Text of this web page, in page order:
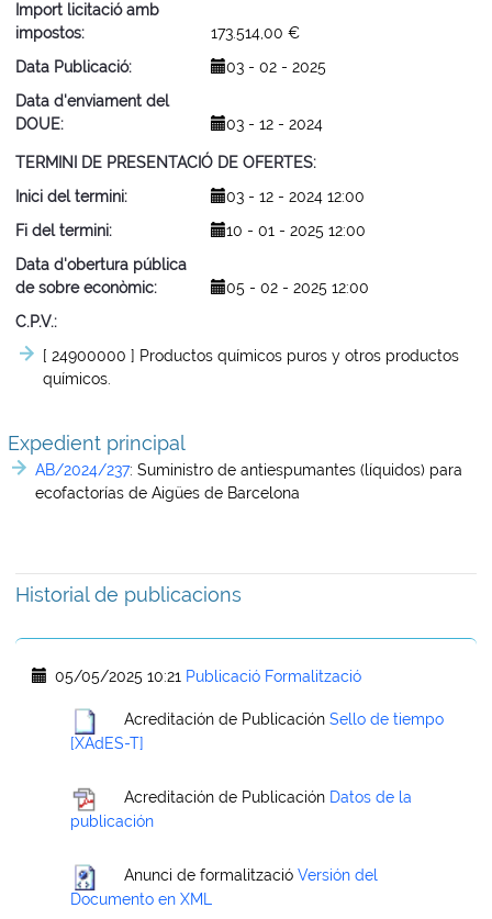
Import licitació amb
impostos
173.514,00 €
Data Publicació
03 - 02 - 2025
Data d'enviament del
DOUE
03 - 12 - 2024
TERMINI DE PRESENTACIÓ DE OFERTES
Inici del termini
03 - 12 - 2024 12:00
Fi del termini
10 - 01 - 2025 12:00
Data d'obertura pública
de sobre econòmic
05 - 02 - 2025 12:00
C.P.V.
[ 24900000 ] Productos químicos puros y otros productos
químicos.
Expedient principal
AB/2024/237: Suministro de antiespumantes (líquidos) para
ecofactorías de Aigües de Barcelona
Historial de publicacions
05/05/2025 10:21 Publicació Formalització
Acreditación de Publicación Sello de tiempo
[XAdES-T]
Acreditación de Publicación Datos de la
publicación
Anunci de formalització Versión del
Documento en XML